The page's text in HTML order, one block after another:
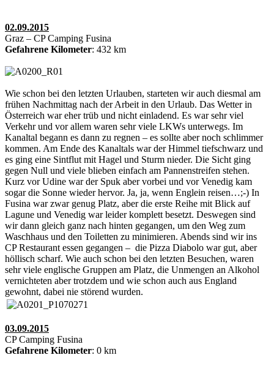
02.09.2015
Graz – CP Camping Fusina
Gefahrene Kilometer: 432 km
Wie schon bei den letzten Urlauben, starteten wir auch diesmal am
frühen Nachmittag nach der Arbeit in den Urlaub. Das Wetter in
Österreich war eher trüb und nicht einladend. Es war sehr viel
Verkehr und vor allem waren sehr viele LKWs unterwegs. Im
Kanaltal begann es dann zu regnen – es sollte aber noch schlimmer
kommen. Am Ende des Kanaltals war der Himmel tiefschwarz und
es ging eine Sintflut mit Hagel und Sturm nieder. Die Sicht ging
gegen Null und viele blieben einfach am Pannenstreifen stehen.
Kurz vor Udine war der Spuk aber vorbei und vor Venedig kam
sogar die Sonne wieder hervor. Ja, ja, wenn Englein reisen…;-) In
Fusina war zwar genug Platz, aber die erste Reihe mit Blick auf
Lagune und Venedig war leider komplett besetzt. Deswegen sind
wir dann gleich ganz nach hinten gegangen, um den Weg zum
Waschhaus und den Toiletten zu minimieren. Abends sind wir ins
CP Restaurant essen gegangen – die Pizza Diabolo war gut, aber
höllisch scharf. Wie auch schon bei den letzten Besuchen, waren
sehr viele englische Gruppen am Platz, die Unmengen an Alkohol
vernichteten aber trotzdem und wie schon auch aus England
gewohnt, dabei nie störend wurden.
03.09.2015
CP Camping Fusina
Gefahrene Kilometer: 0 km